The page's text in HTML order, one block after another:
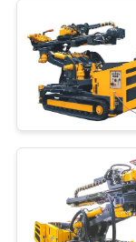
VR-
SHOW